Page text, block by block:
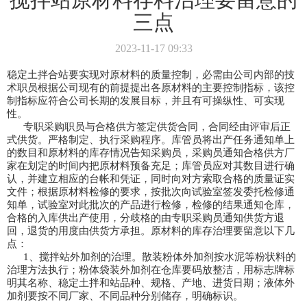
三点
2023-11-17 09:33
稳定土拌合站要实现对原材料的质量控制，必需由公司内部的技
术职员根据公司现有的前提提出各原材料的主要控制指标，该控
制指标应符合公司长期的发展目标，并且有可操纵性、可实现
性。
专职采购职员与合格供方签定供货合同，合同经由评审后正
式供货。严格制定、执行采购程序。库管员将出产任务通知单上
的数目和原材料的库存情况告知采购员，采购员通知合格供方厂
家在划定的时间内把原材料预备充足；库管员应对其数目进行确
认，并建立相应的台帐和凭证，同时向对方索取合格的质量证实
文件；根据原材料检修的要求，按批次向试验室签发委托检修通
知单，试验室对此批次的产品进行检修，检修的结果通知仓库，
合格的入库供出产使用，分歧格的由专职采购员通知供货方退
回，退货的用度由供货方承担。原材料的库存治理要留意以下几
点：
1、搅拌站外加剂的治理。散装粉体外加剂按水泥等粉状料的
治理方法执行；粉体袋装外加剂在仓库要码放整洁，用标志牌标
明其名称、稳定土拌和站品种、规格、产地、进货日期；液体外
加剂要按不同厂家、不同品种分别储存，明确标识。